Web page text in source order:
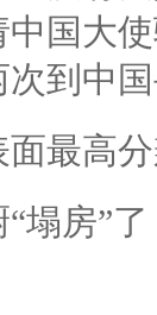
中国大
次到中
面最高
塌房”了